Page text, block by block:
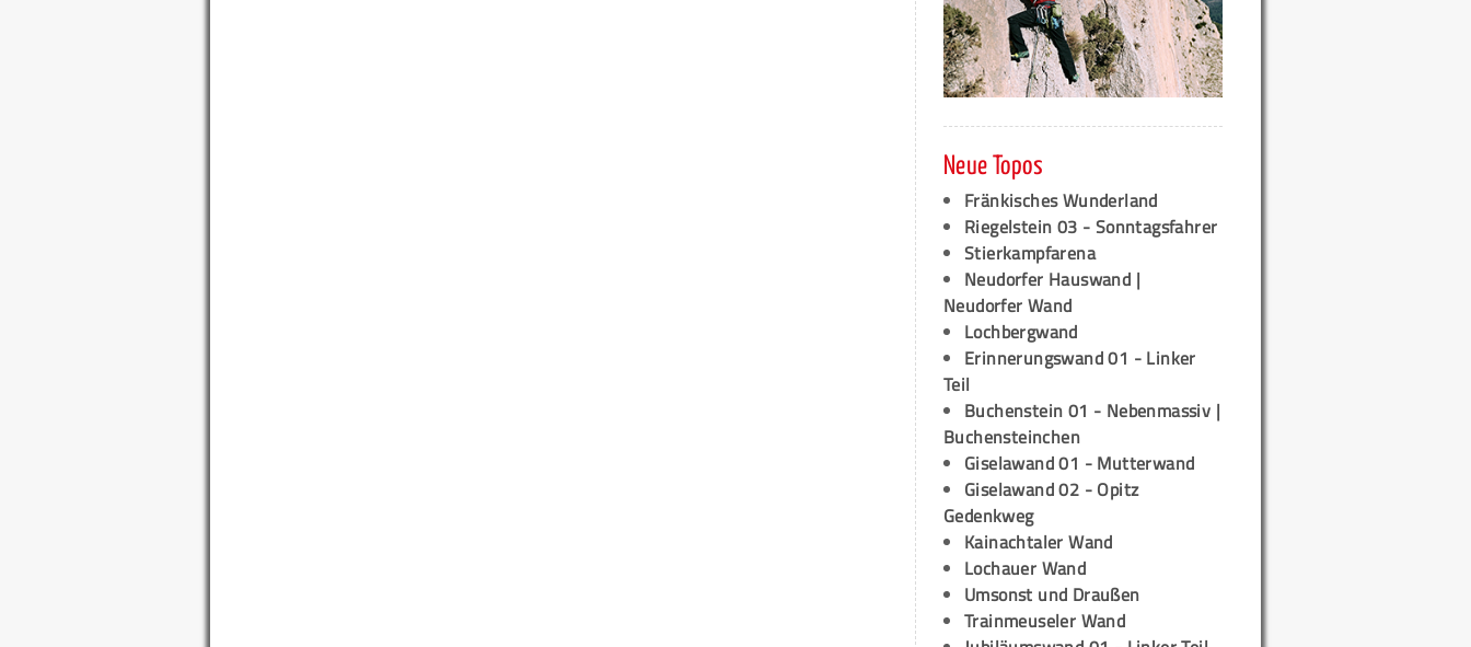
Neue Topos
Fränkisches Wunderland
Riegelstein 03 - Sonntagsfahrer
Stierkampfarena
Neudorfer Hauswand |
Neudorfer Wand
Lochbergwand
Erinnerungswand 01 - Linker
Teil
Buchenstein 01 - Nebenmassiv |
Buchensteinchen
Giselawand 01 - Mutterwand
Giselawand 02 - Opitz
Gedenkweg
Kainachtaler Wand
Lochauer Wand
Umsonst und Draußen
Trainmeuseler Wand